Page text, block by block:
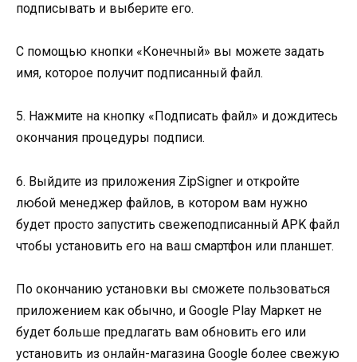
подписывать и выберите его.
С помощью кнопки «Конечный» вы можете задать
имя, которое получит подписанный файл.
5. Нажмите на кнопку «Подписать файл» и дождитесь
окончания процедуры подписи.
6. Выйдите из приложения ZipSigner и откройте
любой менеджер файлов, в котором вам нужно
будет просто запустить свежеподписанный APK файл
чтобы установить его на ваш смартфон или планшет.
По окончанию установки вы сможете пользоваться
приложением как обычно, и Google Play Маркет не
будет больше предлагать вам обновить его или
установить из онлайн-магазина Google более свежую